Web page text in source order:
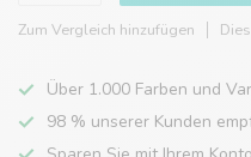
Zum Vergleich hinzufügen
Über 1.000 Farben und
98 % unserer Kunden